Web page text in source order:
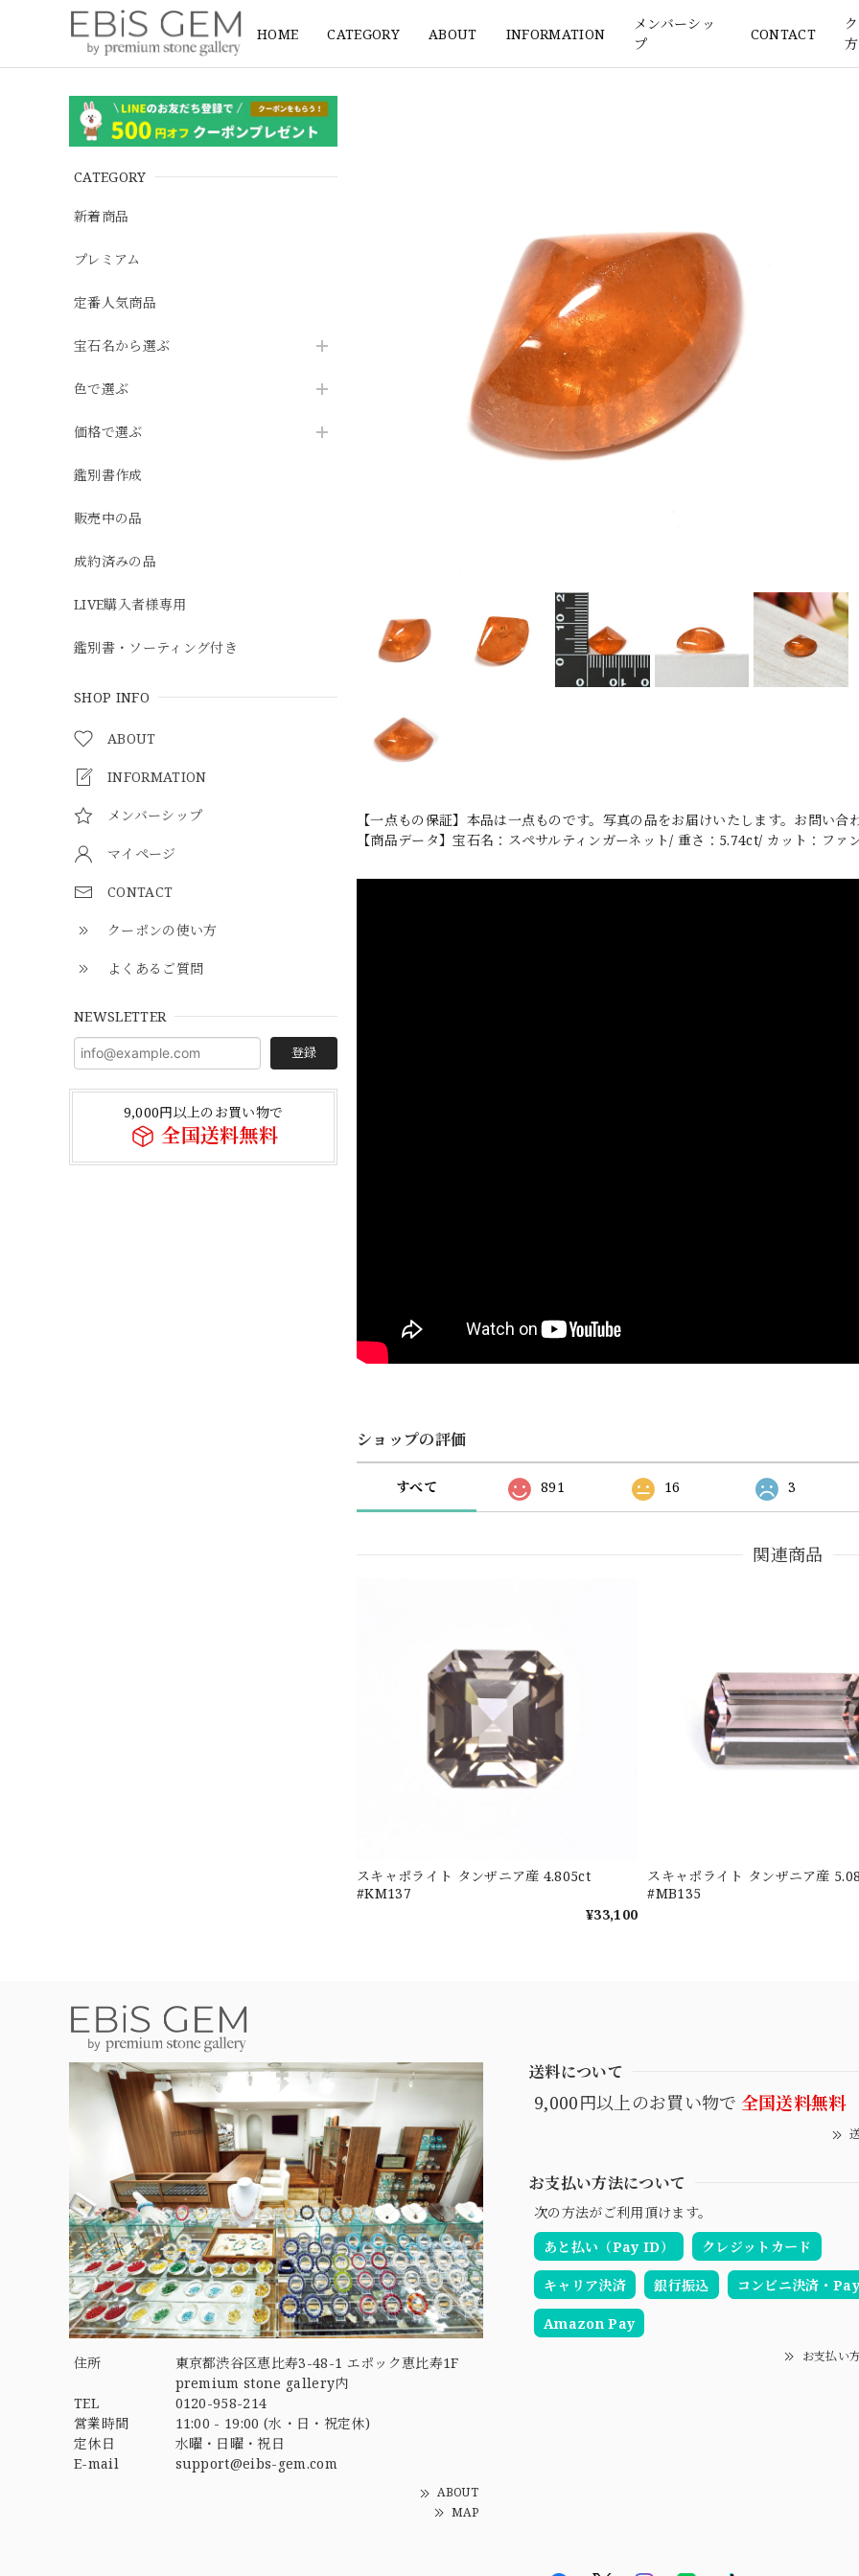
HOME CATEGORY ABOUT INFORMATION
メンバーシッ
プ
CONTACT
方
CATEGORY
新着商品
プレミアム
定番人気商品
宝石名から選ぶ
色で選ぶ
価格で選ぶ
鑑別書作成
販売中の品
成約済みの品
LIVE購入者様専用
鑑別書・ソーティング付き
SHOP INFO
ABOUT
INFORMATION
メンバーシップ
マイページ
CONTACT
クーポンの使い方
よくあるご質問
NEWSLETTER
登録
9,000円以上のお買い物で
全国送料無料
【一点もの保証】本品は一点ものです。写真の品をお届けいたします。お問い
【商品データ】宝石名：スペサルティンガーネット/ 重さ：5.74ct/ カット：フ
ショップの評価
すべて 891 16 3
関連商品
スキャポライト タンザニア産 4.805ct
#KM137
¥33,100
スキャポライト タンザニア産
#MB135
住所
東京都渋谷区恵比寿3-48-1 エポック恵比寿1F
premium stone gallery内
TEL
0120-958-214
営業時間
11:00 - 19:00 (水・日・祝定休)
定休日
水曜・日曜・祝日
E-mail
support@eibs-gem.com
ABOUT
MAP
送料について
9,000円以上のお買い物で 全国送料無料
お支払い方法について
次の方法がご利用頂けます。
あと払い（Pay ID）
クレジットカード
キャリア決済 銀行振込 コンビニ決済・
Amazon Pay
お支払い